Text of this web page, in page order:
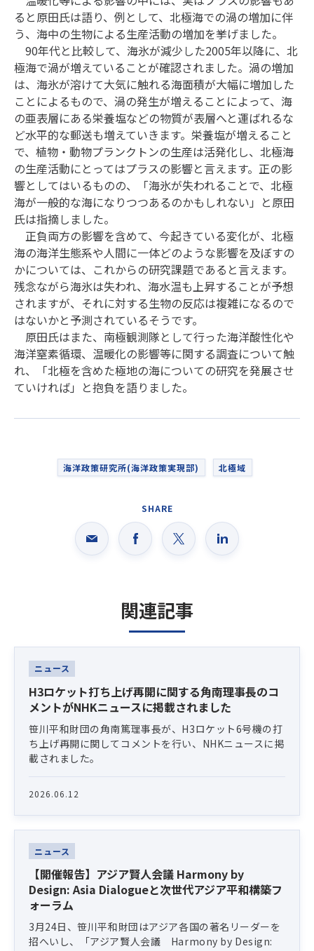
ると原田氏は語り、例として、北極海での渦の増加に伴
う、海中の生物による生産活動の増加を挙げました。
90年代と比較して、海氷が減少した2005年以降に、北
極海で渦が増えていることが確認されました。渦の増加
は、海氷が溶けて大気に触れる海面積が大幅に増加した
ことによるもので、渦の発生が増えることによって、海
の亜表層にある栄養塩などの物質が表層へと運ばれるな
ど水平的な郵送も増えていきます。栄養塩が増えること
で、植物・動物プランクトンの生産は活発化し、北極海
の生産活動にとってはプラスの影響と言えます。正の影
響としてはいるものの、「海氷が失われることで、北極
海が一般的な海になりつつあるのかもしれない」と原田
氏は指摘しました。
正負両方の影響を含めて、今起きている変化が、北極
海の海洋生態系や人間に一体どのような影響を及ぼすの
かについては、これからの研究課題であると言えます。
残念ながら海氷は失われ、海水温も上昇することが予想
されますが、それに対する生物の反応は複雑になるので
はないかと予測されているそうです。
原田氏はまた、南極観測隊として行った海洋酸性化や
海洋窒素循環、温暖化の影響等に関する調査について触
れ、「北極を含めた極地の海についての研究を発展させ
ていければ」と抱負を語りました。
海洋政策研究所(海洋政策実現部) 北極域
SHARE
関連記事
Latest News
ニュース
H3ロケット打ち上げ再開に関する角南理事長のコ
メントがNHKニュースに掲載されました
笹川平和財団の角南篤理事長が、H3ロケット6号機の打
ち上げ再開に関してコメントを行い、NHKニュースに掲
載されました。
2026.06.12
ニュース
【開催報告】アジア賢人会議 Harmony by
Design: Asia Dialogueと次世代アジア平和構築フ
ォーラム
3月24日、笹川平和財団はアジア各国の著名リーダーを
招へいし、「アジア賢人会議 Harmony by Design: